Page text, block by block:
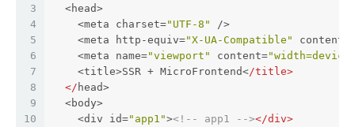
3
4
5
6
7
8
9
10
  <head>
    <meta charset=
"UTF-8"
/>
    <meta http-equiv=
"X-UA-Compatible" content=
    <meta name=
"viewport" content=
    <title>SSR + MicroFrontend<
/title>
  </
head>
  <body>
    <div id=
"app1"><!-- app1 --></div>